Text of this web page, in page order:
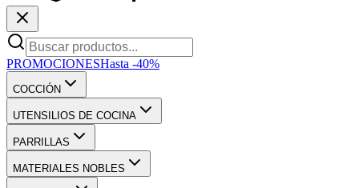
PROMOCIONESHasta -40%
COCCIÓN
UTENSILIOS DE COCINA
PARRILLAS
MATERIALES NOBLES